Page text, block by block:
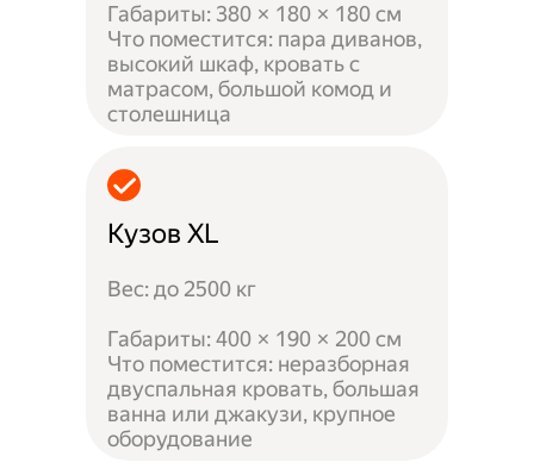
Габариты: 380 × 180 × 180 см
Что поместится: пара диванов,
высокий шкаф, кровать с
матрасом, большой комод и
столешница
Кузов XL
Вес: до 2500 кг
Габариты: 400 × 190 × 200 см
Что поместится: неразборная
двуспальная кровать, большая
ванна или джакузи, крупное
оборудование